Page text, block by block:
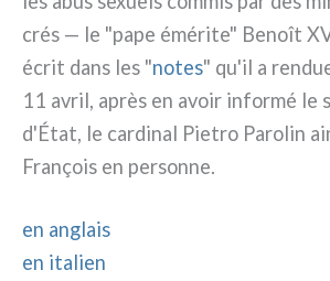
crés — le "pape émé­ri­te" Benoît
écrit dans les "notes" qu'il a
11 avril, après en avoir infor­mé le
d'État, le car­di­nal Pietro Parolin
François en per­son­ne.
en anglais
en ita­lien